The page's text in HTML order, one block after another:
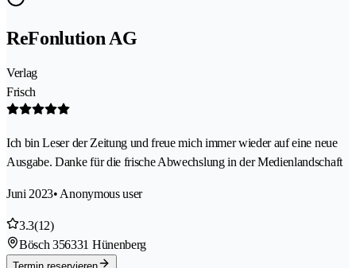
ReFonlution AG
Verlag
Frisch
Ich bin Leser der Zeitung und freue mich immer wieder auf eine neue
Ausgabe. Danke für die frische Abwechslung in der Medienlandschaft
Juni 2023• Anonymous user
3.3(12)
Bösch 356331 Hünenberg